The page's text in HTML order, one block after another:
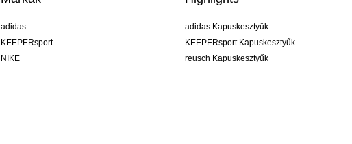
adidas
KEEPERsport
NIKE
adidas Kapuskesztyűk
KEEPERsport Kapuskesztyűk
reusch Kapuskesztyűk